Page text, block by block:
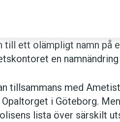
till ett olämpligt namn på
en
tillsammans med
i Göteborg.
lista över särskilt